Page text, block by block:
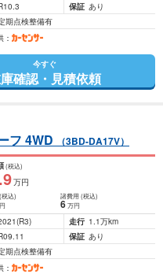
保証 あり
期点検整備有
今すぐ
確認・見積依頼
フ 4WD （3BD-DA17V）
(税込)
.9万円
(税込) 諸費用 (税込)
6 万円
(R3) 走行 1.1万km
保証 あり
期点検整備有